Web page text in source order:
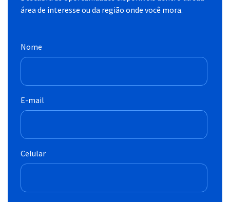
área de interesse ou da região onde você mora.
Nome
E-mail
Celular